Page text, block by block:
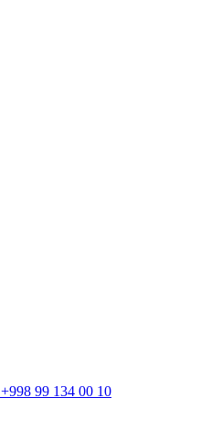
+998 99 134 00 10